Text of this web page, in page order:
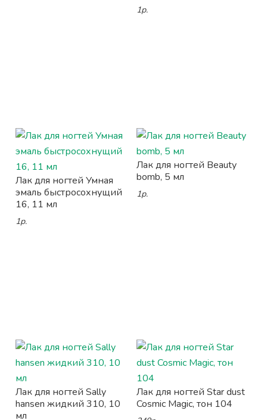
1р.
Лак для ногтей Умная
эмаль быстросохнущий
16, 11 мл
1р.
Лак для ногтей Beauty
bomb, 5 мл
1р.
Лак для ногтей Sally
hansen жидкий 310, 10
мл
Лак для ногтей Star dust
Cosmic Magic, тон 104